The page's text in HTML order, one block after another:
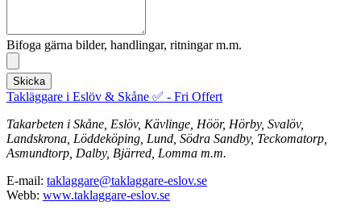
Bifoga gärna bilder, handlingar, ritningar m.m.
Skicka
Takläggare i Eslöv & Skåne ✅ - Fri Offert
Takarbeten i Skåne, Eslöv, Kävlinge, Höör, Hörby, Svalöv,
Landskrona, Löddeköping, Lund, Södra Sandby, Teckomatorp,
Asmundtorp, Dalby, Bjärred, Lomma m.m.
E-mail: taklaggare@taklaggare-eslov.se
Webb: www.taklaggare-eslov.se